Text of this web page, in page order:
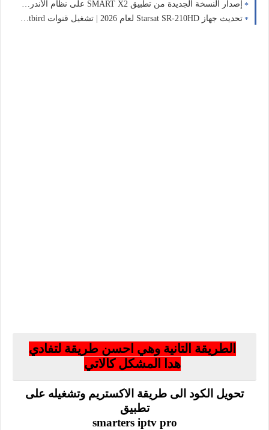
إصدار النسخة الجديدة من تطبيق SMART X2 على نظام الأندرويد لعام 2024 | دليل لعروبي تيكنو 📡
تحديث جهاز Starsat SR-210HD لعام 2026 | تشغيل قنوات Hotbird و Astra بنجاح 📡
الطريقة التانية وهي احسن طريقة لتفادي
هدا المشكل كالاتي
تحويل الكود الى طريقة الاكستريم وتشغيله على
تطبيق
smarters iptv pro